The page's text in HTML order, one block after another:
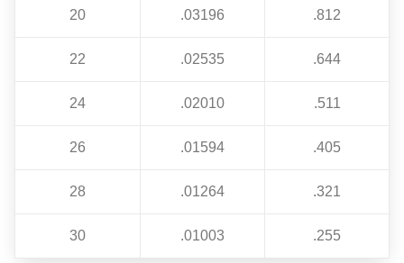
20 .03196 .812
22 .02535 .644
24 .02010 .511
26 .01594 .405
28 .01264 .321
30 .01003 .255